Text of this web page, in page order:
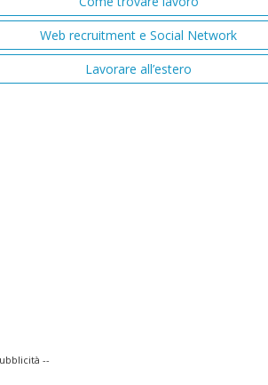
Web recruitment e Social Network
Lavorare all’estero
--